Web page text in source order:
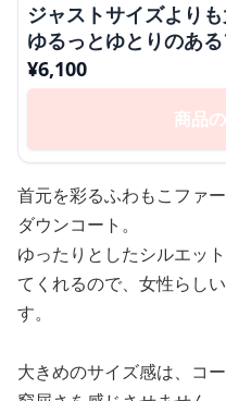
ジャストサイズより
ゆるっとゆとりのあ
もこファー付きダウン
¥6,100
商品
首元を彩るふわもこファ
ダウンコート。
ゆったりとしたシルエッ
てくれるので、女性らし
す。
大きめのサイズ感は、コ